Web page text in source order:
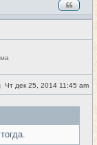
#24
С
о
е
н
Чт дек 25, 2014 11:45 am